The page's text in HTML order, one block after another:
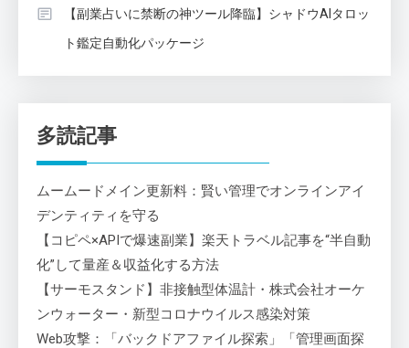
【副業占いに禁断の神ツール降臨】シャドウAIタロッ
ト鑑定自動化パッケージ
多読記事
ムームードメイン更新料：賢い管理でオンラインアイ
デンティティを守る
【コピペ×APIで爆速副業】楽天トラベル記事を“半自動
化”して量産＆収益化する方法
【サーモスタンド】非接触型体温計・株式会社オーケ
ンウォーター・新型コロナウイルス感染対策
Web攻撃：「バックドアファイル探索」「管理画面探